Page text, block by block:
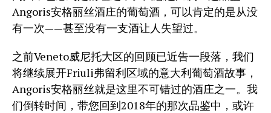
Angoris安格丽丝酒庄的葡萄酒，可以肯定的是从没
有一次——甚至没有一支酒让人失望过。
之前Veneto威尼托大区的回顾已近告一段落，我们
将继续展开Friuli弗留利区域的意大利葡萄酒故事，
Angoris安格丽丝就是这里不可错过的酒庄之一。我
们倒转时间，带您回到2018年的那次品鉴中，或许